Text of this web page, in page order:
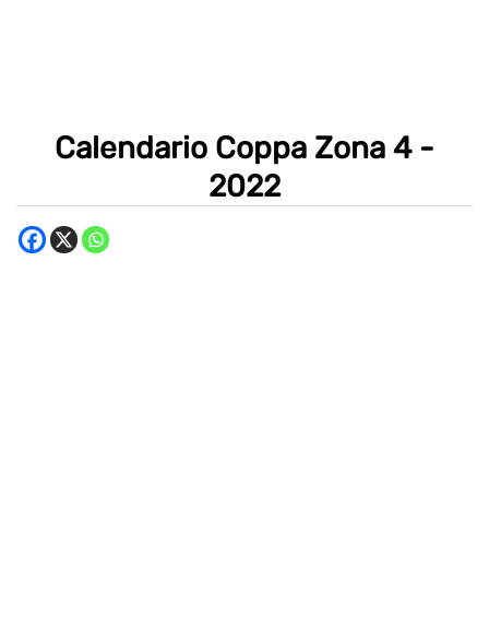
Calendario Coppa Zona 4 -
2022